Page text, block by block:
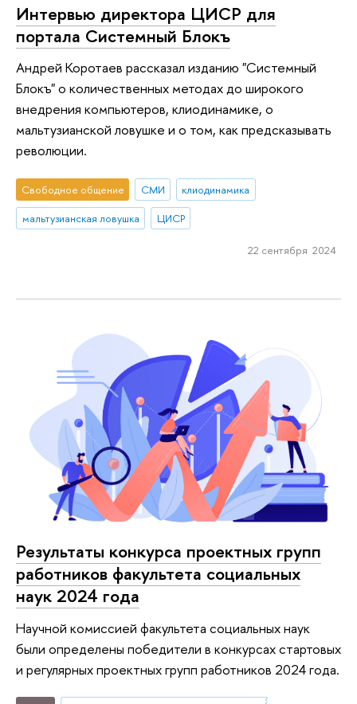
Интервью директора ЦИСР для
портала Системный Блокъ
Андрей Коротаев рассказал изданию "Системный
Блокъ" о количественных методах до широкого
внедрения компьютеров, клиодинамике, о
мальтузианской ловушке и о том, как предсказывать
революции.
Свободное общение СМИ
клиодинамика
мальтузианская ловушка
ЦИСР
22 сентября 2024
Результаты конкурса проектных групп
работников факультета социальных
наук 2024 года
Научной комиссией факультета социальных наук
были определены победители в конкурсах стартовых
и регулярных проектных групп работников 2024 года.